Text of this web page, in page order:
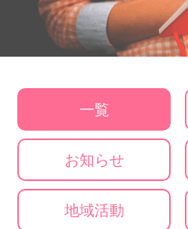
一覧
お知らせ
地域活動